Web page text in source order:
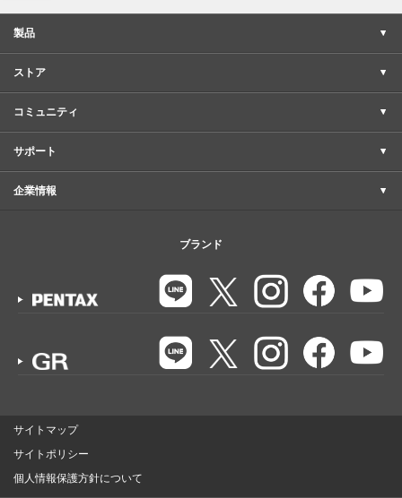
製品
ストア
コミュニティ
サポート
企業情報
ブランド
サイトマップ
サイトポリシー
個人情報保護方針について